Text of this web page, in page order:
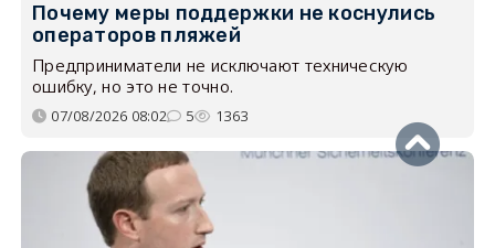
Почему меры поддержки не коснулись
операторов пляжей
Предприниматели не исключают техническую
ошибку, но это не точно.
07/08/2026 08:02 5 1363